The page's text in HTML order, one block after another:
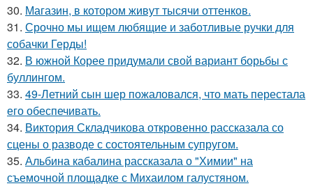
30. Магазин, в котором живут тысячи оттенков.
31. Срочно мы ищем любящие и заботливые ручки для
собачки Герды!
32. В южной Корее придумали свой вариант борьбы с
буллингом.
33. 49-Летний сын шер пожаловался, что мать перестала
его обеспечивать.
34. Виктория Складчикова откровенно рассказала со
сцены о разводе с состоятельным супругом.
35. Альбина кабалина рассказала о "Химии" на
съемочной площадке с Михаилом галустяном.